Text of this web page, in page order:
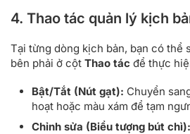
4. Thao tác quản lý kịch
Tại từng dòng kịch bản, bạn có thể
bên phải ở cột Thao tác để thực
Bật/Tắt (Nút gạt): Chuyển
hoạt hoặc màu xám để tạm
Chỉnh sửa (Biểu tượng bút chì):